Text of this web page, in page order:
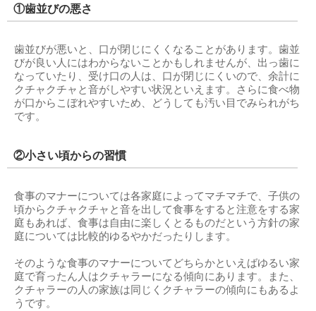
①歯並びの悪さ
歯並びが悪いと、口が閉じにくくなることがあります。歯並
びが良い人にはわからないことかもしれませんが、出っ歯に
なっていたり、受け口の人は、口が閉じにくいので、余計に
クチャクチャと音がしやすい状況といえます。さらに食べ物
が口からこぼれやすいため、どうしても汚い目でみられがち
です。
②小さい頃からの習慣
食事のマナーについては各家庭によってマチマチで、子供の
頃からクチャクチャと音を出して食事をすると注意をする家
庭もあれば、食事は自由に楽しくとるものだという方針の家
庭については比較的ゆるやかだったりします。
そのような食事のマナーについてどちらかといえばゆるい家
庭で育ったん人はクチャラーになる傾向にあります。また、
クチャラーの人の家族は同じくクチャラーの傾向にもあるよ
うです。